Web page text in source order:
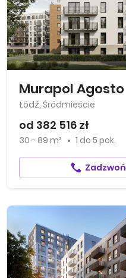
Murapol Agosto
Łódź, Śródmieście
od 382 516 zł
30 - 89 m² 1 do 5 pok.
Zadzwoń